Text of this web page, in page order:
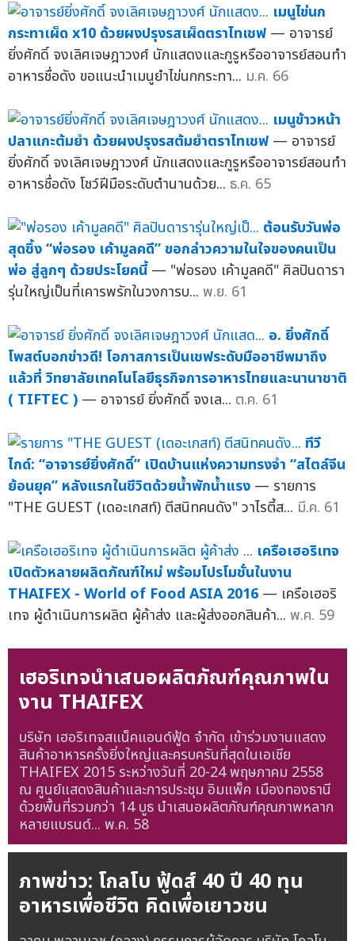
เมนูไข่นก
กระทาเผ็ด x10 ด้วยผงปรุงรสเผ็ดตราไทเชฟ — อาจารย์
ยิ่งศักดิ์ จงเลิศเจษฎาวงศ์ นักแสดงและกูรูหรืออาจารย์สอนทำ
อาหารชื่อดัง ขอแนะนำเมนูยำไข่นกกระทา... ม.ค. 66
เมนูข้าวหน้า
ปลาแกะต้มยำ ด้วยผงปรุงรสต้มยำตราไทเชฟ — อาจารย์
ยิ่งศักดิ์ จงเลิศเจษฎาวงศ์ นักแสดงและกูรูหรืออาจารย์สอนทำ
อาหารชื่อดัง โชว์ฝีมือระดับตำนานด้วย... ธ.ค. 65
ต้อนรับวันพ่อ
สุดซึ้ง “พ่อรอง เค้ามูลคดี” ขอกล่าวความในใจของคนเป็น
พ่อ สู่ลูกๆ ด้วยประโยคนี้ — "พ่อรอง เค้ามูลคดี" ศิลปินดารา
รุ่นใหญ่เป็นที่เคารพรักในวงการบ... พ.ย. 61
อ. ยิ่งศักดิ์
โพสต์บอกข่าวดี! โอกาสการเป็นเชฟระดับมืออาชีพมาถึง
แล้วที่ วิทยาลัยเทคโนโลยีธุรกิจการอาหารไทยและนานาชาติ
( TIFTEC ) — อาจารย์ ยิ่งศักดิ์ จงเล... ต.ค. 61
ทีวี
ไกด์: “อาจารย์ยิ่งศักดิ์” เปิดบ้านแห่งความทรงจำ “สไตล์จีน
ย้อนยุค” หลังแรกในชีวิตด้วยน้ำพักน้ำแรง — รายการ
"THE GUEST (เดอะเกสท์) ตีสนิทคนดัง" วาไรตี้ส... มี.ค. 61
เครือเฮอริเทจ
เปิดตัวหลายผลิตภัณฑ์ใหม่ พร้อมโปรโมชั่นในงาน
THAIFEX - World of Food ASIA 2016 — เครือเฮอริ
เทจ ผู้ดำเนินการผลิต ผู้ค้าส่ง และผู้ส่งออกสินค้า... พ.ค. 59
เฮอริเทจนำเสนอผลิตภัณฑ์คุณภาพใน
งาน THAIFEX
บริษัท เฮอริเทจสแน็คแอนด์ฟู้ด จำกัด เข้าร่วมงานแสดง
สินค้าอาหารครั้งยิ่งใหญ่และครบครันที่สุดในเอเชีย
THAIFEX 2015 ระหว่างวันที่ 20-24 พฤษภาคม 2558
ณ ศูนย์แสดงสินค้าและการประชุม อิมแพ็ค เมืองทองธานี
ด้วยพื้นที่รวมกว่า 14 บูธ นำเสนอผลิตภัณฑ์คุณภาพหลาก
หลายแบรนด์... พ.ค. 58
ภาพข่าว: โกลโบ ฟู้ดส์ 40 ปี 40 ทุน
อาหารเพื่อชีวิต คิดเพื่อเยาวชน